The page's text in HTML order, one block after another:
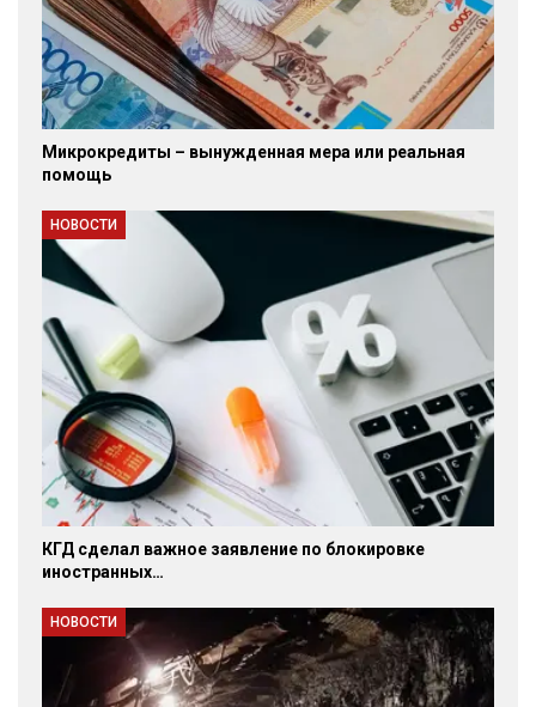
Микрокредиты – вынужденная мера или реальная
помощь
НОВОСТИ
КГД сделал важное заявление по блокировке
иностранных…
НОВОСТИ